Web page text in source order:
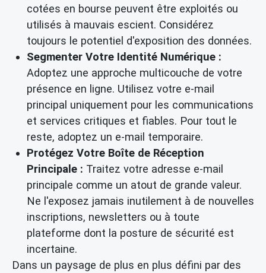
cotées en bourse peuvent être exploités ou
utilisés à mauvais escient. Considérez
toujours le potentiel d'exposition des données.
Segmenter Votre Identité Numérique :
Adoptez une approche multicouche de votre
présence en ligne. Utilisez votre e-mail
principal uniquement pour les communications
et services critiques et fiables. Pour tout le
reste, adoptez un e-mail temporaire.
Protégez Votre Boîte de Réception
Principale : Traitez votre adresse e-mail
principale comme un atout de grande valeur.
Ne l'exposez jamais inutilement à de nouvelles
inscriptions, newsletters ou à toute
plateforme dont la posture de sécurité est
incertaine.
Dans un paysage de plus en plus défini par des